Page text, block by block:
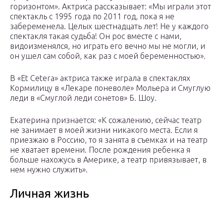
горизонтом». Актриса рассказывает: «Мы играли этот
спектакль с 1995 года по 2011 год, пока я не
забеременела. Целых шестнадцать лет! Не у каждого
спектакля такая судьба! Он рос вместе с нами,
видоизменялся, но играть его вечно мы не могли, и
он ушел сам собой, как раз с моей беременностью».
В «Et Cetera» актриса также играла в спектаклях
Кормилицу в «Лекаре поневоле» Мольера и Смуглую
леди в «Смуглой леди сонетов» Б. Шоу.
Екатерина признается: «К сожалению, сейчас театр
не занимает в моей жизни никакого места. Если я
приезжаю в Россию, то я занята в съемках и на театр
не хватает времени. После рождения ребенка я
больше нахожусь в Америке, а театр привязывает, в
нем нужно служить».
Личная жизнь